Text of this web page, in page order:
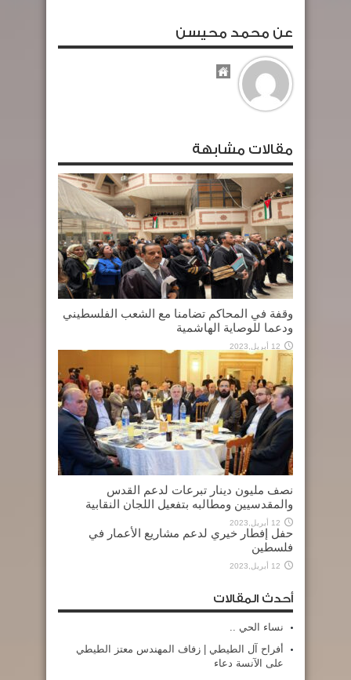
عن محمد محيسن
مقالات مشابهة
وقفة في المحاكم تضامنا مع الشعب الفلسطيني
ودعما للوصاية الهاشمية
12 أبريل,2023
نصف مليون دينار تبرعات لدعم القدس
والمقدسيين ومطالبه بتفعيل اللجان النقابية
12 أبريل,2023
حفل إفطار خيري لدعم مشاريع الأعمار في
فلسطين
12 أبريل,2023
أحدث المقالات
نساء الحي ..
أفراح آل الطيطي | زفاف المهندس معتز الطيطي
على الآنسة دعاء